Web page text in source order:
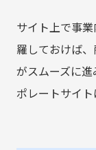
サイト上で事
羅しておけば
がスムーズに
ポレートサイト